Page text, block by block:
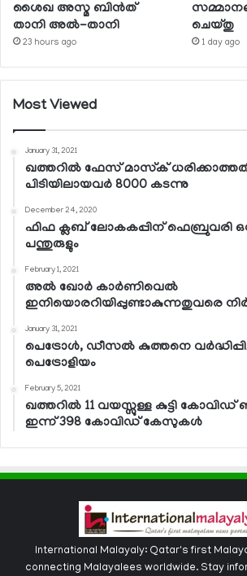
ശൈഖ അസ്മ ബിന്‍ത്
താനി അല്‍-താനി
23 hours ago
ചെയ്തു
1 day ago
Most Viewed
January 31, 2021
ഖത്തറില്‍ ഫേസ് മാസ്‌ക്
പിടിയിലായവര്‍ 8000 കടന്നു
December 24, 2020
ഫിഫ ക്ലബ് ലോകകപ്പിന് ഫെബ്രുവരി
പന്തുരുളും
February 1, 2021
അല്‍ ഖോര്‍ കാര്‍ണിവെല്‍
ഇനിയൊരറിയിപ്പുണ്ടാകുന്നതുവരെ
January 31, 2021
പെട്രോള്‍, ഡീസല്‍ കുത്തനെ
പെട്രോളിയം
February 5, 2021
ഖത്തറില്‍ 11 വയസ്സുള്ള കുട്ടി കോവിഡ്
ഇന്ന് 398 കോവിഡ് കേസുകള്‍
International Malayaly: Qatar's first
connecting Malayalees worldwide. Stay